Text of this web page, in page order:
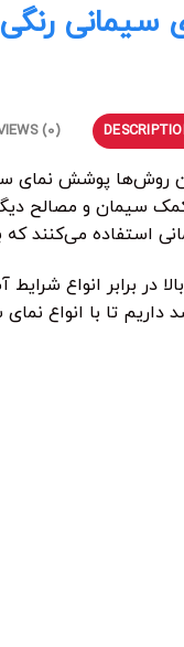
(0)
روش‌ها پوشش
سیمان و مصالح
استفاده می‌کنند
برابر انواع
تا با انواع